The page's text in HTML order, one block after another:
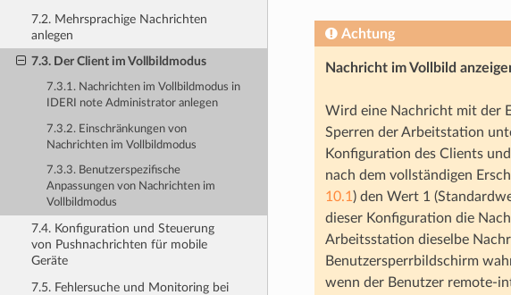
7.2. Mehrsprachige Nachrichten
anlegen
7.3. Der Client im Vollbildmodus
7.3.1. Nachrichten im Vollbildmodus in
IDERI note Administrator anlegen
7.3.2. Einschränkungen von
Nachrichten im Vollbildmodus
7.3.3. Benutzerspezifische
Anpassungen von Nachrichten im
Vollbildmodus
7.4. Konfiguration und Steuerung
von Pushnachrichten für mobile
Geräte
7.5. Fehlersuche und Monitoring bei
Achtung
Nachricht im Vollbild
Wird eine Nachricht mit der
Sperren der Arbeitstation
Konfiguration des Clients
nach dem vollständigen
10.1 ) den Wert 1
dieser Konfiguration die
Arbeitsstation dieselbe
Benutzersperrbildschirm
wenn der Benutzer remote-